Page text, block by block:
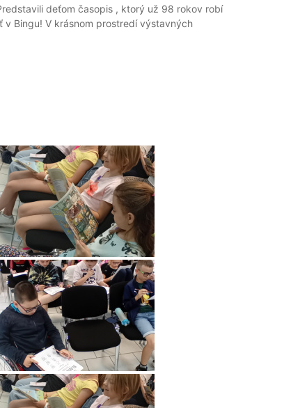
deťom časopis , ktorý už 98 rokov robí
Bingu! V krásnom prostredí výstavných